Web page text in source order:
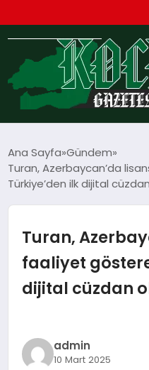
TEKNOLOJI
MAGAZIN
YAŞAM
Ana Sayfa Gündem
Turan, Azerbaycan’da
Türkiye’den ilk dijital
Turan,
faaliyet
dijital cüzdan
admin
10 Mart 2025